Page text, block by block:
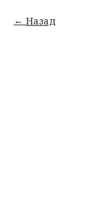
Назад